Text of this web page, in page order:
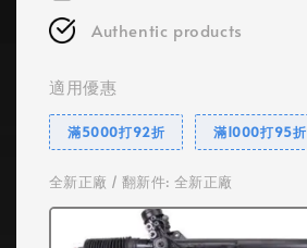
Authentic products
適用優惠
滿5000打92折 滿1000打95折
全新正廠 / 翻新件: 全新正廠